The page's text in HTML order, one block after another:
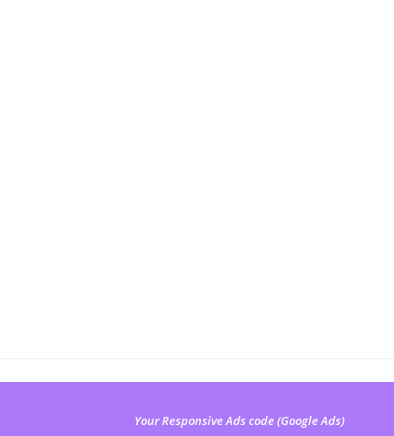
Your Responsive Ads code (Google Ads)